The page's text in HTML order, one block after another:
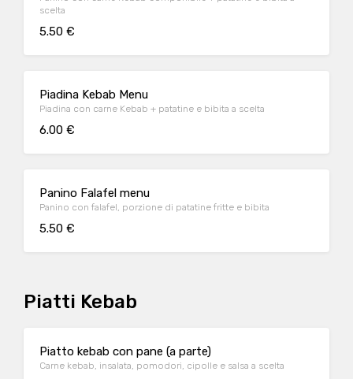
scelta
5.50 €
Piadina Kebab Menu
Piadina con carne Kebab + patatine e bibita a scelta
6.00 €
Panino Falafel menu
Panino con falafel, porzione di patatine fritte e bibita
5.50 €
Piatti Kebab
Piatto kebab con pane (a parte)
Carne kebab, insalata, pomodori, cipolle e salsa a scelta